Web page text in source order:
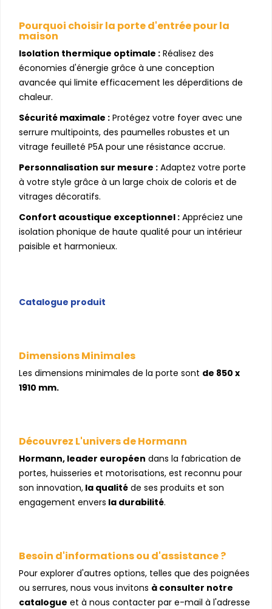
Pourquoi choisir la porte d'entrée pour la
maison
Isolation thermique optimale : Réalisez des
économies d'énergie grâce à une conception
avancée qui limite efficacement les déperditions de
chaleur.
Sécurité maximale : Protégez votre foyer avec une
serrure multipoints, des paumelles robustes et un
vitrage feuilleté P5A pour une résistance accrue.
Personnalisation sur mesure : Adaptez votre porte
à votre style grâce à un large choix de coloris et de
vitrages décoratifs.
Confort acoustique exceptionnel : Appréciez une
isolation phonique de haute qualité pour un intérieur
paisible et harmonieux.
Catalogue produit
Dimensions Minimales
Les dimensions minimales de la porte sont de 850 x
1910 mm.
Découvrez L'univers de Hormann
Hormann, leader européen dans la fabrication de
portes, huisseries et motorisations, est reconnu pour
son innovation, la qualité de ses produits et son
engagement envers la durabilité.
Besoin d'informations ou d'assistance ?
Pour explorer d'autres options, telles que des poignées
ou serrures, nous vous invitons à consulter notre
catalogue et à nous contacter par e-mail à l'adresse